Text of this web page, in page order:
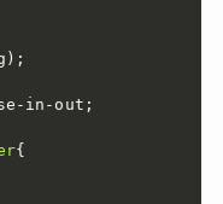
) ;
in-out ;
{